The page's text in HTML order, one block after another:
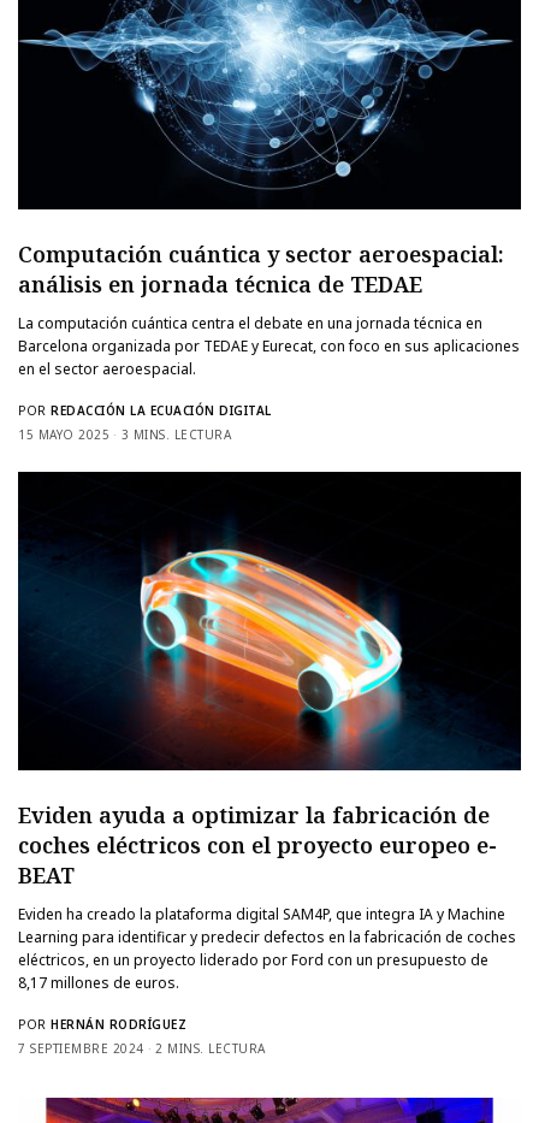
Computación cuántica y sector aeroespacial:
análisis en jornada técnica de TEDAE
La computación cuántica centra el debate en una jornada técnica en
Barcelona organizada por TEDAE y Eurecat, con foco en sus aplicaciones
en el sector aeroespacial.
POR REDACCIÓN LA ECUACIÓN DIGITAL
15 MAYO 2025
3 MINS. LECTURA
Eviden ayuda a optimizar la fabricación de
coches eléctricos con el proyecto europeo e-
BEAT
Eviden ha creado la plataforma digital SAM4P, que integra IA y Machine
Learning para identificar y predecir defectos en la fabricación de coches
eléctricos, en un proyecto liderado por Ford con un presupuesto de
8,17 millones de euros.
POR HERNÁN RODRÍGUEZ
7 SEPTIEMBRE 2024
2 MINS. LECTURA